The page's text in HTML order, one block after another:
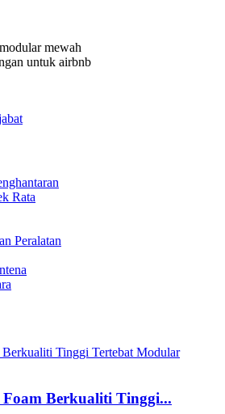
Rata
Peralatan
Berkualiti Tinggi...